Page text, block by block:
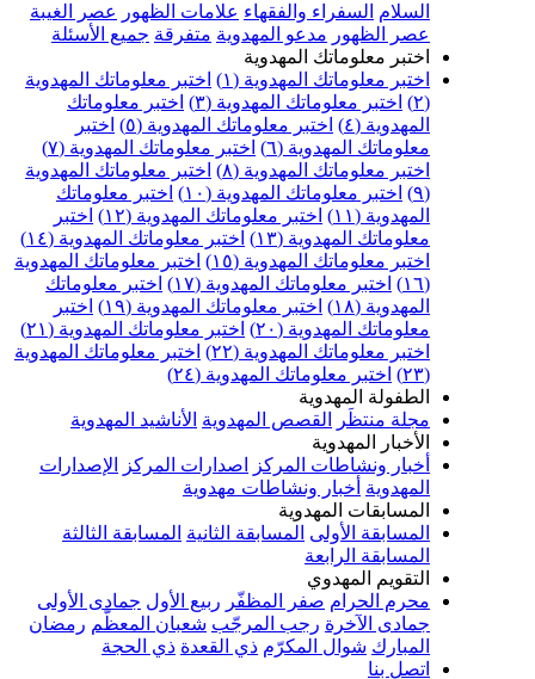
السفراء والفقهاء علامات الظهور عصر الغيبة
مدعو المهدوية متفرقة جميع الأسئلة
معلوماتك المهدوية
معلوماتك المهدوية (١)
اختبر معلوماتك المهدوية
اختبر معلوماتك المهدوية (٣)
اختبر معلوماتك
اختبر معلوماتك المهدوية (٥)
اختبر
المهدوية (٦)
اختبر معلوماتك المهدوية (٧)
معلوماتك المهدوية (٨)
اختبر معلوماتك المهدوية
اختبر معلوماتك المهدوية (١٠)
اختبر معلوماتك
اختبر معلوماتك المهدوية (١٢)
اختبر
المهدوية (١٣)
اختبر معلوماتك المهدوية (١٤)
معلوماتك المهدوية (١٥)
اختبر معلوماتك المهدوية
اختبر معلوماتك المهدوية (١٧)
اختبر معلوماتك
اختبر معلوماتك المهدوية (١٩)
اختبر
المهدوية (٢٠)
اختبر معلوماتك المهدوية (٢١)
معلوماتك المهدوية (٢٢)
اختبر معلوماتك المهدوية
اختبر معلوماتك المهدوية (٢٤)
المهدوية
منتظَر
القصص المهدوية الأناشيد المهدوية
المهدوية
ونشاطات المركز اصدارات المركز الإصدارات
أخبار ونشاطات مهدوية
المهدوية
الأولى المسابقة الثانية المسابقة الثالثة
الرابعة
المهدوي
الحرام
صفر المظفّر ربيع الأول جمادى الأولى
رجب المرجّب شعبان المعظّم رمضان
شوال المكرّم ذي القعدة ذي الحجة